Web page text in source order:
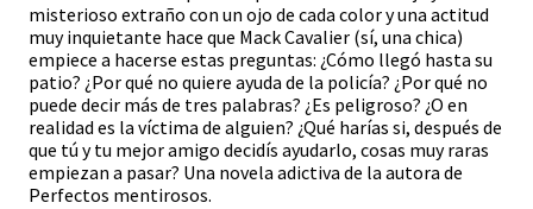
misterioso extraño con un ojo de cada color y una actitud
muy inquietante hace que Mack Cavalier (sí, una chica)
empiece a hacerse estas preguntas: ¿Cómo llegó hasta su
patio? ¿Por qué no quiere ayuda de la policía? ¿Por qué no
puede decir más de tres palabras? ¿Es peligroso? ¿O en
realidad es la víctima de alguien? ¿Qué harías si, después de
que tú y tu mejor amigo decidís ayudarlo, cosas muy raras
empiezan a pasar? Una novela adictiva de la autora de
Perfectos mentirosos.